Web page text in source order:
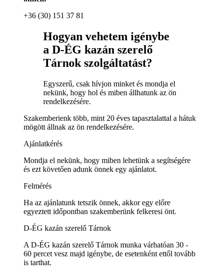
+36 (30) 151 37 81
Hogyan vehetem igénybe
a D-ÉG kazán szerelő
Tárnok szolgáltatást?
Egyszerű, csak hívjon minket és mondja el
nekünk, hogy hol és miben állhatunk az ön
rendelkezésére.
Szakemberienk több, mint 20 éves tapasztalattal a hátuk
mögött állnak az ön rendelkezésére.
Ajánlatkérés
Mondja el nekünk, hogy miben lehetünk a segítségére
és ezt követően adunk önnek egy ajánlatot.
Felmérés
Ha az ajánlatunk tetszik önnek, akkor egy előre
egyeztett időpontban szakemberünk felkeresi önt.
D-ÉG kazán szerelő Tárnok
A D-ÉG kazán szerelő Tárnok munka várhatóan 30 -
60 percet vesz majd igénybe, de esetenként ettől tovább
is tarthat.